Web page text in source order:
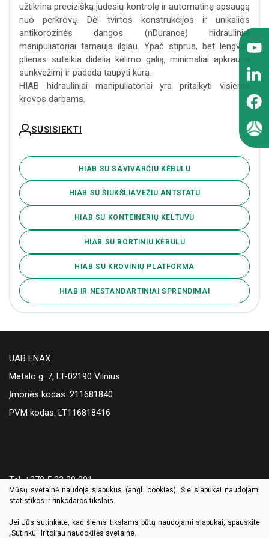
užtikrina precizišką judesių kontrolę ir automatinę apsaugą
nuo perkrovų. Dėl tvirtos konstrukcijos ir unikalios
antikorozinės dangos (nDurance) hidrauliniai
manipuliatoriai tarnauja ilgiau. Ypač stiprus, bet lengvas
plienas suteikia didelią kėlimo galią, minimaliai apkrauna
sunkvežimį ir padeda taupyti kurą.
HIAB hidrauliniai manipuliatoriai yra pritaikyti visiems
krovos darbams.
SUSISIEKTI
HIAB SU SAVIVARČIU KĖBULU
HIAB SU ŠIUKŠLIAVEŽIU ANTSTATU
HIAB SU KONTEINERIŲ KELTUVU
HIAB SU BORTINIU KĖBULU
HIAB SU KROVINIŲ PLATFORMA
HIAB IR NESTANDARTINIAI SPRENDIMAI
UAB ENAX
Metalo g. 7, LT-02190 Vilnius
Įmonės kodas: 211681840
PVM kodas: LT116818416
Tel. +370 5 23 29 001
El. paštas:enax@enax.lt
Mūsų svetainė naudoja slapukus (angl. cookies). Šie slapukai naudojami
statistikos ir rinkodaros tikslais.
Jei Jūs sutinkate, kad šiems tikslams būtų naudojami slapukai, spauskite
„Sutinku“ ir toliau naudokitės svetaine.